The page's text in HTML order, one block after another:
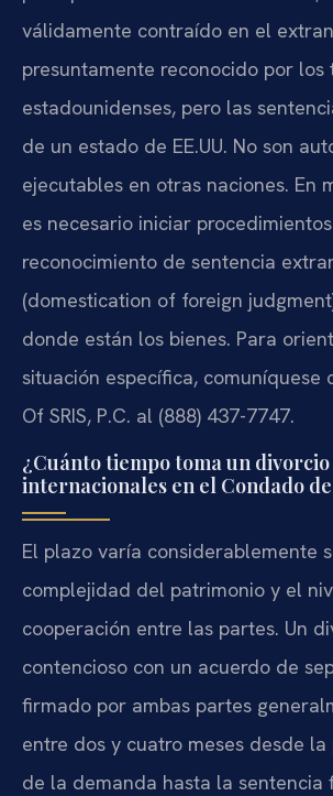
válidamente contraído en el
presuntamente reconocido por los
estadounidenses, pero las
de un estado de EE.UU. No son
ejecutables en otras naciones. En
es necesario iniciar
reconocimiento de sentencia
(domestication of foreign
donde están los bienes. Para
situación específica, comuníquese
Of SRIS, P.C. al (888) 437-7747.
¿Cuánto tiempo toma un
internacionales en el Condado
El plazo varía considerablemente
complejidad del patrimonio y el
cooperación entre las partes. Un
contencioso con un acuerdo de
firmado por ambas partes
entre dos y cuatro meses desde la
de la demanda hasta la sentencia